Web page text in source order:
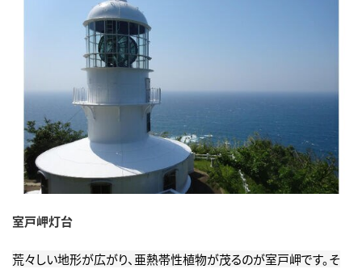
室戸岬灯台
荒々しい地形が広がり、亜熱帯性植物が茂るのが室戸岬です。そ